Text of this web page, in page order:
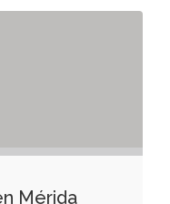
Mérida